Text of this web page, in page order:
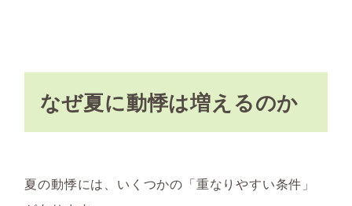
なぜ夏に動悸は増えるのか
夏の動悸には、いくつかの「重なりやすい条件」